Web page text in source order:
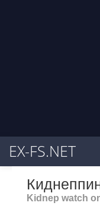
EX-FS.NET
Kidnep watch